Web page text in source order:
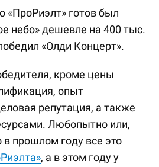
«ПроРиэлт» готов был
небо» дешевле на 400 тыс.
«Олди Концерт».
кроме цены
опыт
репутация, а также
Любопытно или,
прошлом году все это
, а в этом году у